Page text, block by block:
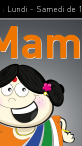
Lundi - Samedi de